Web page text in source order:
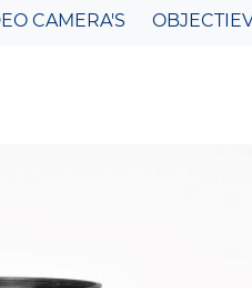
CAMERA'S